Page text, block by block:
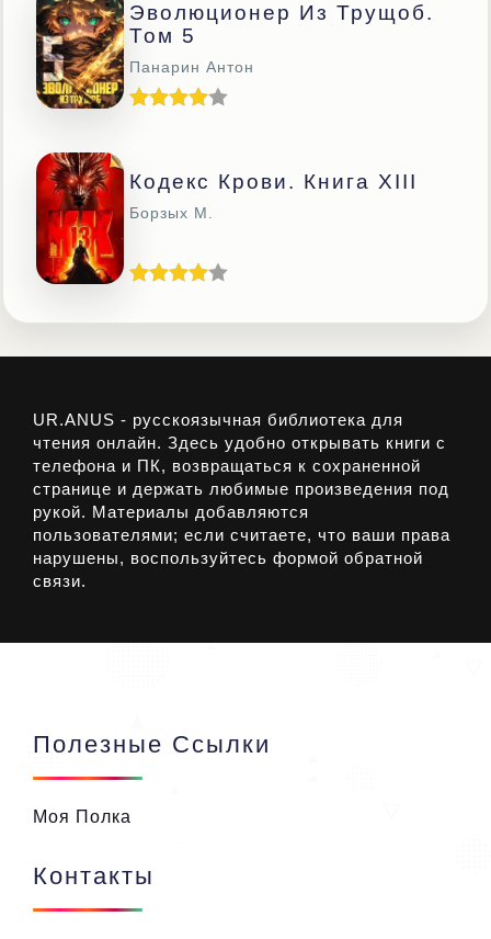
Эволюционер Из Трущоб.
Том 5
Панарин Антон
Кодекс Крови. Книга ХIII
Борзых М.
UR.ANUS - русскоязычная библиотека для
чтения онлайн. Здесь удобно открывать книги с
телефона и ПК, возвращаться к сохраненной
странице и держать любимые произведения под
рукой. Материалы добавляются
пользователями; если считаете, что ваши права
нарушены, воспользуйтесь формой обратной
связи.
Полезные Ссылки
Моя Полка
Контакты